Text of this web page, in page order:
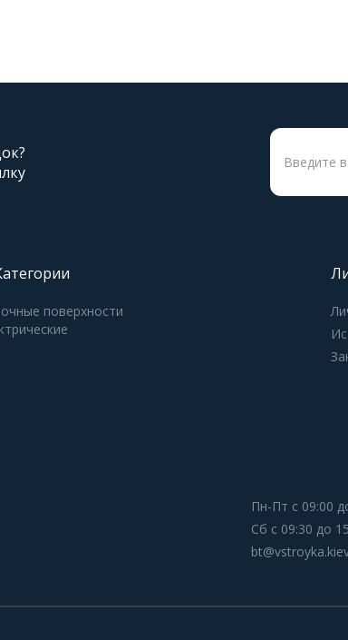
поверхности
Пн-Пт с 09:00
Сб с 09:30 до